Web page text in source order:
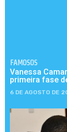
FAMOSOS
Vanessa
primeira fase
6 DE AGOSTO DE